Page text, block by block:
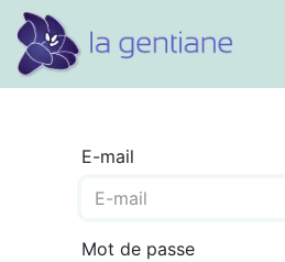
E-mail
Mot de passe